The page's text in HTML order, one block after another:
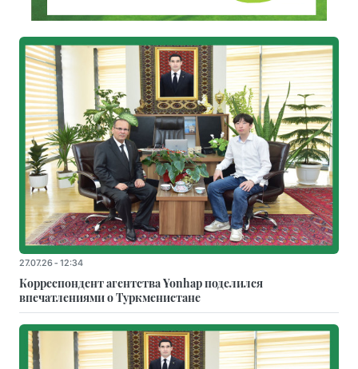
27.07.26 - 12:34
Корреспондент агентства Yonhap поделился
впечатлениями о Туркменистане